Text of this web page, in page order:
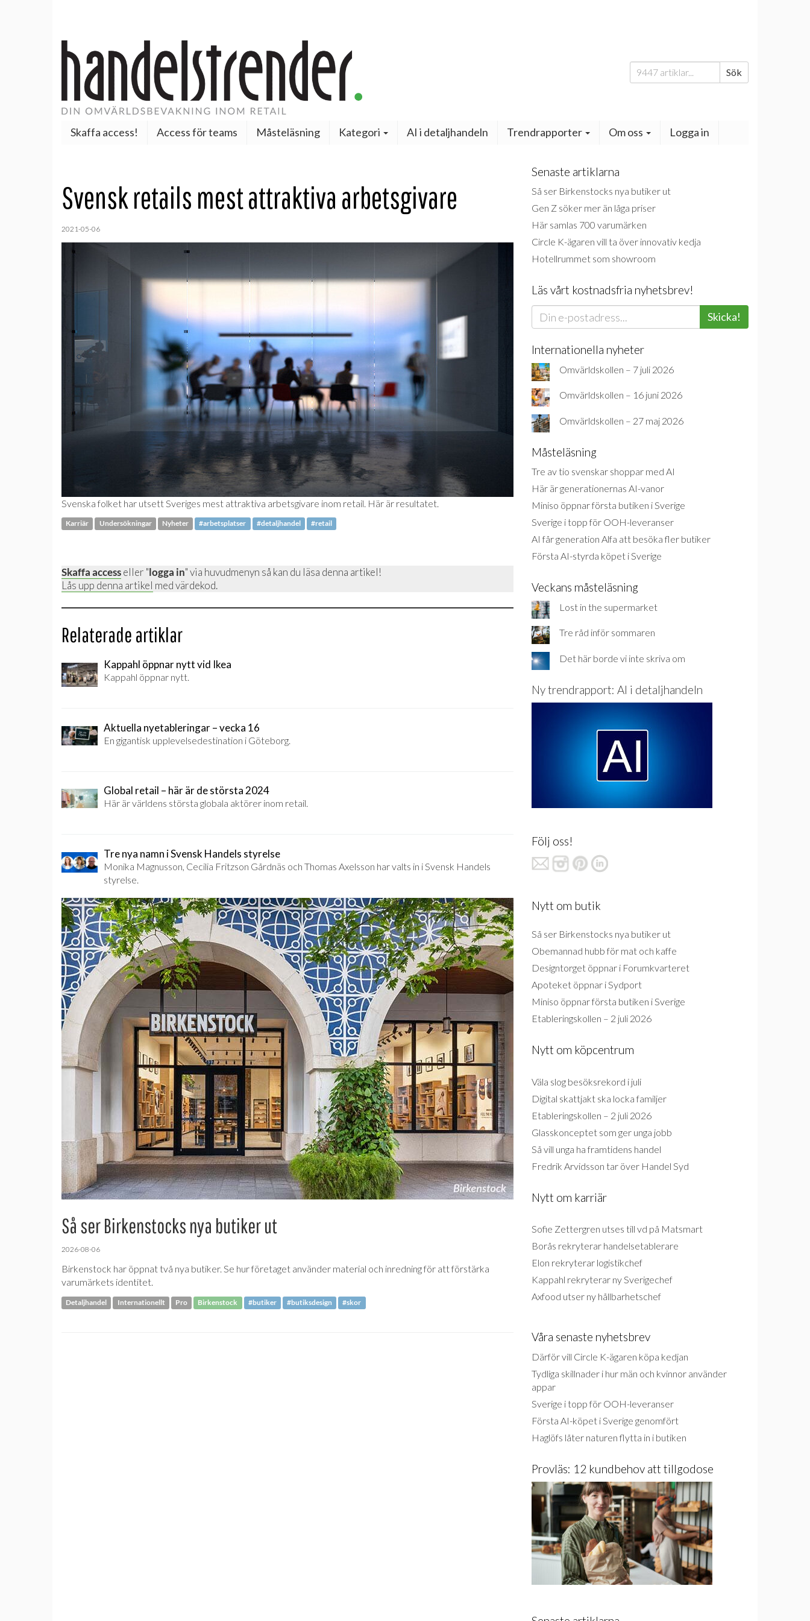
Sök
efter:
Sök
Skaffa access! Access för teams Måsteläsning Kategori AI i detaljhandeln Trendrapporter Om oss Logga in
Svensk retails mest attraktiva arbetsgivare
2021-05-06
Svenska folket har utsett Sveriges mest attraktiva arbetsgivare inom retail. Här är resultatet.
Karriär Undersökningar Nyheter #arbetsplatser #detaljhandel #retail
Skaffa accesseller "logga in" via huvudmenyn så kan du läsa denna artikel!
Lås upp denna artikel med värdekod.
Relaterade artiklar
Kappahl öppnar nytt vid Ikea
Kappahl öppnar nytt.
Aktuella nyetableringar – vecka 16
En gigantisk upplevelsedestination i Göteborg.
Global retail – här är de största 2024
Här är världens största globala aktörer inom retail.
Tre nya namn i Svensk Handels styrelse
Monika Magnusson, Cecilia Fritzson Gårdnäs och Thomas Axelsson har valts in i Svensk Handels
styrelse.
Så ser Birkenstocks nya butiker ut
2026-08-06
Birkenstock har öppnat två nya butiker. Se hur företaget använder material och inredning för att förstärka
varumärkets identitet.
Detaljhandel Internationellt Pro Birkenstock #butiker #butiksdesign #skor
Senaste artiklarna
Så ser Birkenstocks nya butiker ut
Gen Z söker mer än låga priser
Här samlas 700 varumärken
Circle K-ägaren vill ta över innovativ kedja
Hotellrummet som showroom
Läs vårt kostnadsfria nyhetsbrev!
Skicka!
Internationella nyheter
Omvärldskollen – 7 juli 2026
Omvärldskollen – 16 juni 2026
Omvärldskollen – 27 maj 2026
Måsteläsning
Tre av tio svenskar shoppar med AI
Här är generationernas AI-vanor
Miniso öppnar första butiken i Sverige
Sverige i topp för OOH-leveranser
AI får generation Alfa att besöka fler butiker
Första AI-styrda köpet i Sverige
Veckans måsteläsning
Lost in the supermarket
Tre råd inför sommaren
Det här borde vi inte skriva om
Ny trendrapport: AI i detaljhandeln
Följ oss!
Nytt om butik
Så ser Birkenstocks nya butiker ut
Obemannad hubb för mat och kaffe
Designtorget öppnar i Forumkvarteret
Apoteket öppnar i Sydport
Miniso öppnar första butiken i Sverige
Etableringskollen – 2 juli 2026
Nytt om köpcentrum
Väla slog besöksrekord i juli
Digital skattjakt ska locka familjer
Etableringskollen – 2 juli 2026
Glasskonceptet som ger unga jobb
Så vill unga ha framtidens handel
Fredrik Arvidsson tar över Handel Syd
Nytt om karriär
Sofie Zettergren utses till vd på Matsmart
Borås rekryterar handelsetablerare
Elon rekryterar logistikchef
Kappahl rekryterar ny Sverigechef
Axfood utser ny hållbarhetschef
Våra senaste nyhetsbrev
Därför vill Circle K-ägaren köpa kedjan
Tydliga skillnader i hur män och kvinnor använder
appar
Sverige i topp för OOH-leveranser
Första AI-köpet i Sverige genomfört
Haglöfs låter naturen flytta in i butiken
Provläs: 12 kundbehov att tillgodose